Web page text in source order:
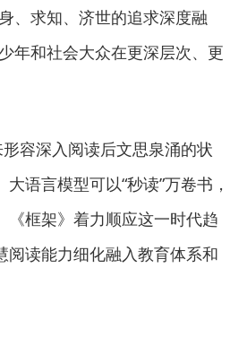
、求知、济世的追求深度融
年和社会大众在更深层次、更
容深入阅读后文思泉涌的状
语言模型可以“秒读”万卷书，
框架》着力顺应这一时代趋
读能力细化融入教育体系和